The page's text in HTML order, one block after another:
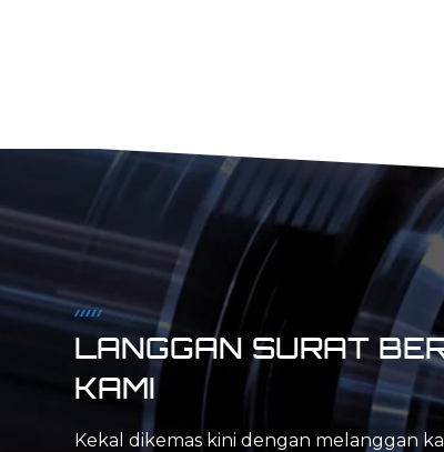
LANGGAN SURAT
KAMI
Kekal dikemas kini dengan melanggan